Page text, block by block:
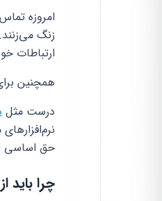
امروزه
زنگ
ارتباطات
همچنین
درست مثل
حق
چرا باید